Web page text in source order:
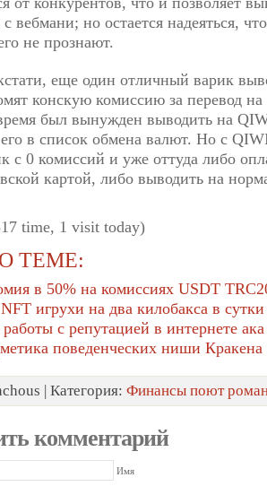
вебмани; но остается надеяться,
не прознают.
еще один отличный варик
конскую комиссию за перевод
был вынужден выводить на
его в список обмена валют. Но с
с 0 комиссий и уже оттуда либо
картой, либо выводить на
time, 1 visit today)
ТЕМЕ:
в 50% на комиссиях USDT
игрухи на два килобакса в сутки
с репутацией в интернете
поведенческих ниши Кракена
| Категория: Финансы поют
комментарий
Имя